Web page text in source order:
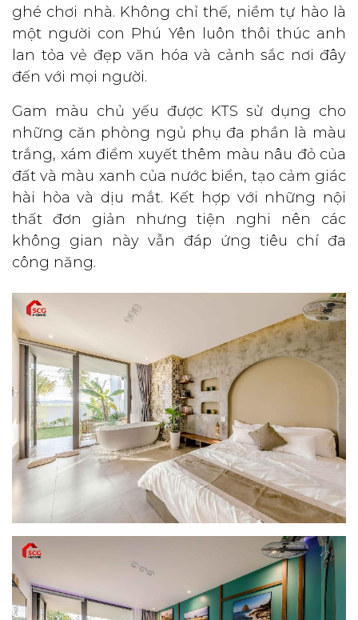
ghé chơi nhà. Không chỉ thế, niềm tự hào là
một người con Phú Yên luôn thôi thúc anh
lan tỏa vẻ đẹp văn hóa và cảnh sắc nơi đây
đến với mọi người.
Gam màu chủ yếu được KTS sử dụng cho
những căn phòng ngủ phụ đa phần là màu
trắng, xám điểm xuyết thêm màu nâu đỏ của
đất và màu xanh của nước biển, tạo cảm giác
hài hòa và dịu mắt. Kết hợp với những nội
thất đơn giản nhưng tiện nghi nên các
không gian này vẫn đáp ứng tiêu chí đa
công năng.